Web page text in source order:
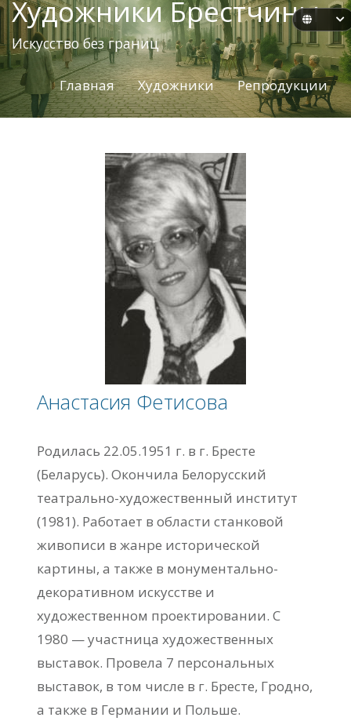
Художники Брестчины
Искусство без границ
Главная Художники Репродукции
Анастасия Фетисова
Родилась 22.05.1951 г. в г. Бресте
(Беларусь). Окончила Белорусский
театрально-художественный институт
(1981). Работает в области станковой
живописи в жанре исторической
картины, а также в монументально-
декоративном искусстве и
художественном проектировании. С
1980 — участница художественных
выставок. Провела 7 персональных
выставок, в том числе в г. Бресте, Гродно,
а также в Германии и Польше.